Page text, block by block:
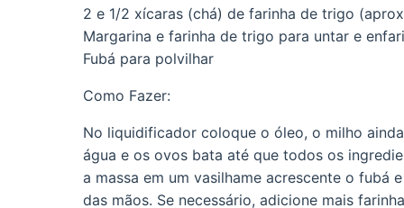
2 e 1/2 xícaras (chá) de farinha de trigo
Margarina e farinha de trigo para untar e
Fubá para polvilhar
Como Fazer:
No liquidificador coloque o óleo, o milho
água e os ovos bata até que todos os
a massa em um vasilhame acrescente o fubá
das mãos. Se necessário, adicione mais